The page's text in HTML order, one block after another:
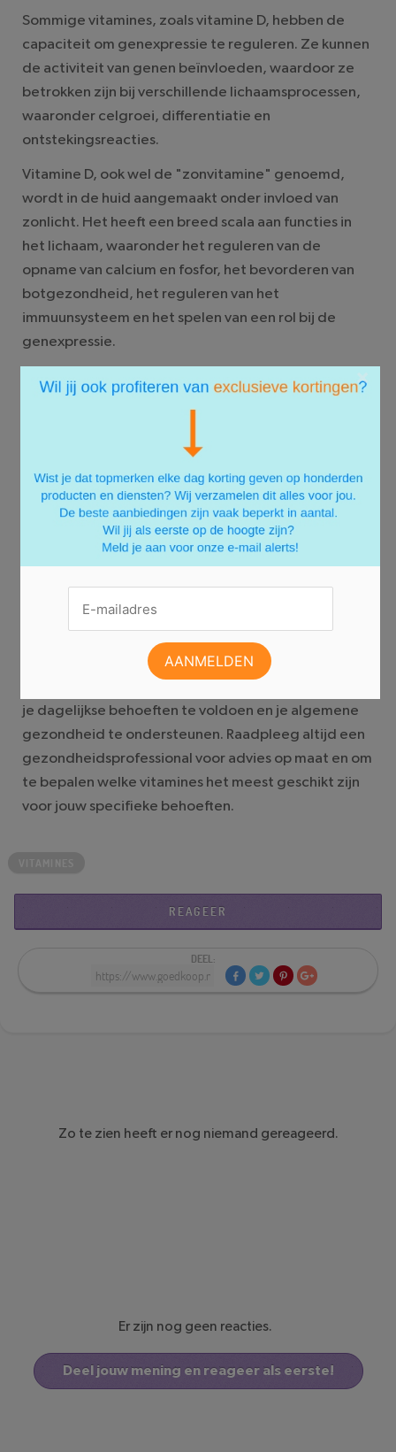
Sommige vitamines, zoals vitamine D, hebben de
capaciteit om genexpressie te reguleren. Ze kunnen
de activiteit van genen beïnvloeden, waardoor ze
betrokken zijn bij verschillende lichaamsprocessen,
waaronder celgroei, differentiatie en
ontstekingsreacties.
Vitamine D, ook wel de "zonvitamine" genoemd,
wordt in de huid aangemaakt onder invloed van
zonlicht. Het heeft een breed scala aan functies in
het lichaam, waaronder het reguleren van de
opname van calcium en fosfor, het bevorderen van
botgezondheid, het reguleren van het
immuunsysteem en het spelen van een rol bij de
genexpressie.
Conclusie
verscheidenheid aan rollen spelen in ons lichaam. Ze
werken als co-enzymen, antioxidanten,
ondersteunen de synthese van moleculen, spelen
een rol bij het immuunsysteem en reguleren
genexpressie. Elke vitamine heeft specifieke functies
en is nodig voor verschillende lichaamsprocessen.
Het is belangrijk om voldoende vitamines binnen te
krijgen via een uitgebalanceerd dieet om ervoor te
VitaminestoreXL.nl vind je een
je dagelijkse behoeften te voldoen en je algemene
gezondheid te ondersteunen. Raadpleeg altijd een
gezondheidsprofessional voor advies op maat en om
te bepalen welke vitamines het meest geschikt zijn
voor jouw specifieke behoeften.
REAGEER
DEEL:
Zo te zien heeft er nog niemand gereageerd.
Er zijn nog geen reacties.
Deel jouw mening en reageer als eerste!
×